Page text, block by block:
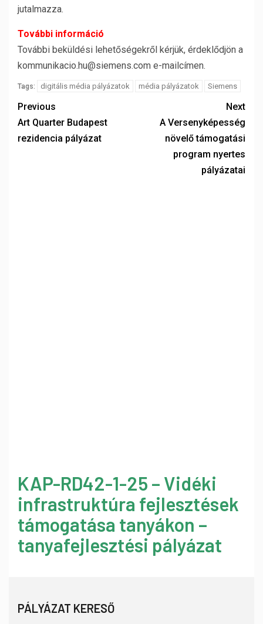
jutalmazza.
További információ
További beküldési lehetőségekről kérjük, érdeklődjön a
kommunikacio.hu@siemens.com e-mailcímen.
Tags: digitális média pályázatok média pályázatok Siemens
Previous
Art Quarter Budapest
rezidencia pályázat
Next
A Versenyképesség
növelő támogatási
program nyertes
pályázatai
KAP-RD42-1-25 – Vidéki
infrastruktúra fejlesztések
támogatása tanyákon –
tanyafejlesztési pályázat
PÁLYÁZAT KERESŐ